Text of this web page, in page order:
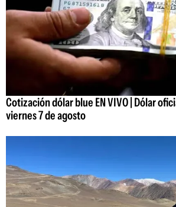
Cotización dólar blue EN VIVO | Dólar
viernes 7 de agosto